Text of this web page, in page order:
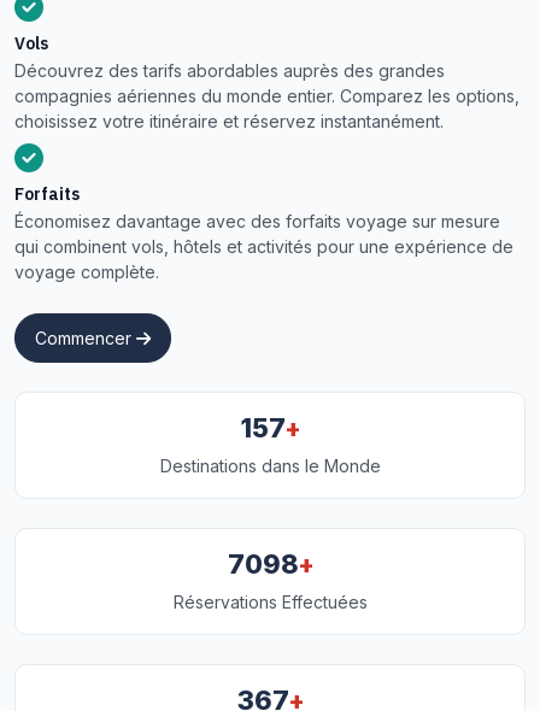
Vols
Découvrez des tarifs abordables auprès des grandes
compagnies aériennes du monde entier. Comparez les options,
choisissez votre itinéraire et réservez instantanément.
Forfaits
Économisez davantage avec des forfaits voyage sur mesure
qui combinent vols, hôtels et activités pour une expérience de
voyage complète.
Commencer
157+
Destinations dans le Monde
7098+
Réservations Effectuées
367+